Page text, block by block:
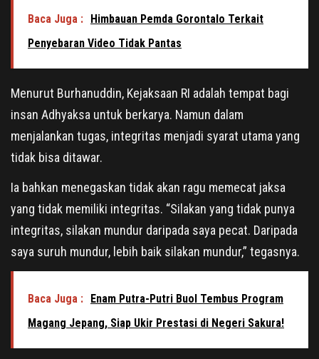
Baca Juga : Himbauan Pemda Gorontalo Terkait
Penyebaran Video Tidak Pantas
Menurut Burhanuddin, Kejaksaan RI adalah tempat bagi
insan Adhyaksa untuk berkarya. Namun dalam
menjalankan tugas, integritas menjadi syarat utama yang
tidak bisa ditawar.
Ia bahkan menegaskan tidak akan ragu memecat jaksa
yang tidak memiliki integritas. “Silakan yang tidak punya
integritas, silakan mundur daripada saya pecat. Daripada
saya suruh mundur, lebih baik silakan mundur,” tegasnya.
Baca Juga : Enam Putra-Putri Buol Tembus Program
Magang Jepang, Siap Ukir Prestasi di Negeri Sakura!